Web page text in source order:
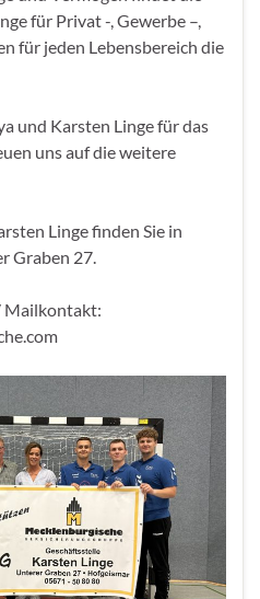
für Privat -, Gewerbe –,
für jeden Lebensbereich die
und Karsten Linge für das
uns auf die weitere
Linge finden Sie in
Graben 27.
Mailkontakt: